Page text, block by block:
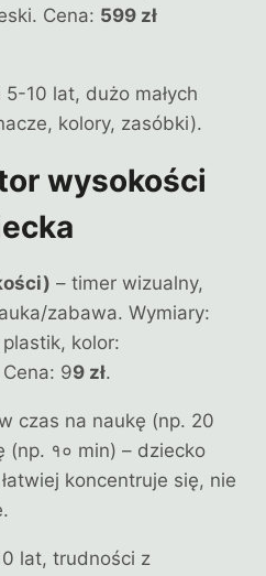
Cena: 599 zł
5-10 lat, dużo małych
kolory, zasóbki).
wysokości
– timer wizualny,
zabawa. Wymiary:
kolor:
99 zł.
czas na naukę (np. 20
(np. १० min) – dziecko
koncentruje się, nie
lat, trudności z